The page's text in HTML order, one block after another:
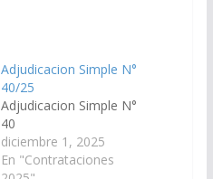
Adjudicacion Simple N°
40/25
Adjudicacion Simple N°
40
diciembre 1, 2025
En "Contrataciones